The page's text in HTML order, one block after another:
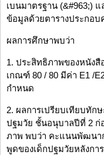
เบนมาตรฐาน (&#963;)
ข้อมูลด้วยตารางประกอบ
ผลการศึกษาพบว่า
1. ประสิทธิภาพของหนัง
เกณฑ์ 80 / 80 มีค่า E1 /
กำหนด
2. ผลการเปรียบเทียบทัก
ปฐมวัย ชั้นอนุบาลปีที่ 2 ก่
ภาพ พบว่า คะแนนพัฒนา
พูดของเด็กปฐมวัยหลังก